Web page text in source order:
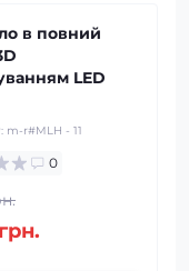
в повний
LED
m-r#MLH - 11
0